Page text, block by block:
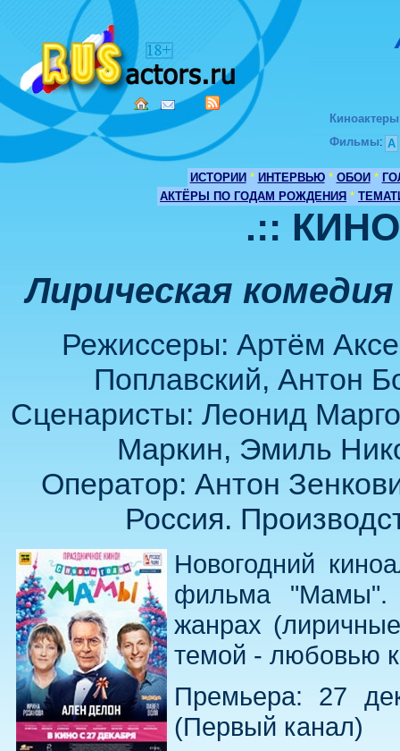
Киноактеры
Фильмы: А
ИСТОРИИ * ИНТЕРВЬЮ * ОБОИ *
АКТЁРЫ ПО ГОДАМ РОЖДЕНИЯ *
.::
Лирическая
Режиссеры: Артём
Поплавский, Антон
Сценаристы: Леонид
Маркин, Эмиль
Оператор: Антон
Россия.
Новогодний
фильма "Мамы".
жанрах
темой - любовью
Премьера: 27
(Первый канал)